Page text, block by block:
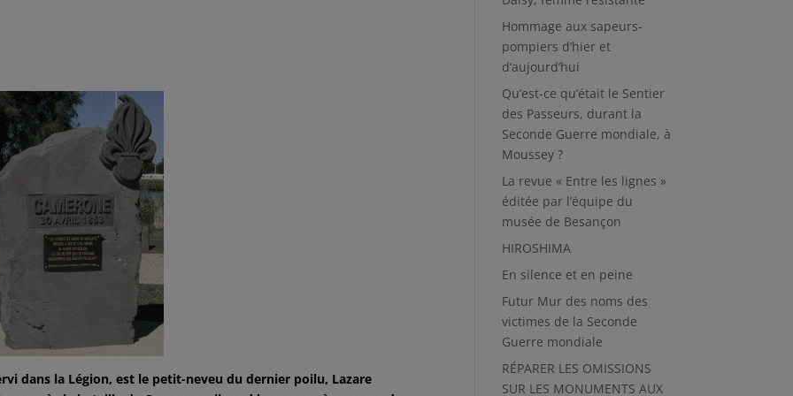
dans la Légion, est le petit-neveu du dernier poilu, Lazare
Hommage aux sapeurs-
pompiers d’hier et
d’aujourd’hui
Qu’est-ce qu’était le Sentier
des Passeurs, durant la
Seconde Guerre mondiale, à
Moussey ?
La revue « Entre les lignes »
éditée par l’équipe du
musée de Besançon
HIROSHIMA
En silence et en peine
Futur Mur des noms des
victimes de la Seconde
Guerre mondiale
RÉPARER LES OMISSIONS
SUR LES MONUMENTS AUX